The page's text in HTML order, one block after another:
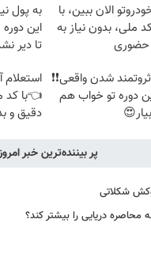
الان ببین، با
ملی، بدون نیاز به
حضوری
به پول
این
تا دیر
ثروتمند شدن واقعی❗❗
دوره تو خواب هم
استعلام
👈با کد
دقیق و
پر بیننده‌ترین خبر
شکلاتی
محاصره دریایی را بیشتر کند؟